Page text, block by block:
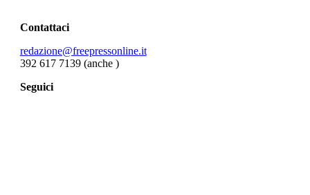
Contattaci
redazione@freepressonline.it
392 617 7139 (anche )
Seguici